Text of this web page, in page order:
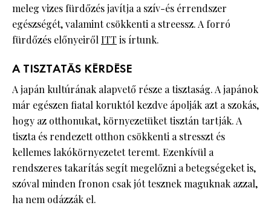
meleg vizes fürdőzés javítja a szív-és érrendszer
egészségét, valamint csökkenti a streessz. A forró
fürdőzés előnyeirőlITT is írtunk.
A TISZTATÁS KÉRDÉSE
A japán kultúrának alapvető része a tisztaság. A japánok
már egészen fiatal koruktól kezdve ápolják azt a szokás,
hogy az otthonukat, környezetüket tisztán tartják. A
tiszta és rendezett otthon csökkenti a stresszt és
kellemes lakókörnyezetet teremt. Ezenkívül a
rendszeres takarítás segít megelőzni a betegségeket is,
szóval minden fronon csak jót tesznek maguknak azzal,
ha nem odázzák el.